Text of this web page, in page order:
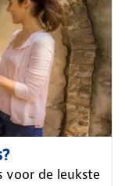
voor de leukste